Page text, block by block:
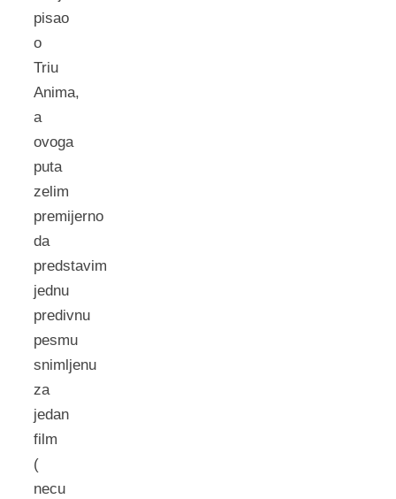
pisao
o
Triu
Anima,
a
ovoga
puta
zelim
premijerno
da
predstavim
jednu
predivnu
pesmu
snimljenu
za
jedan
film
(
necu